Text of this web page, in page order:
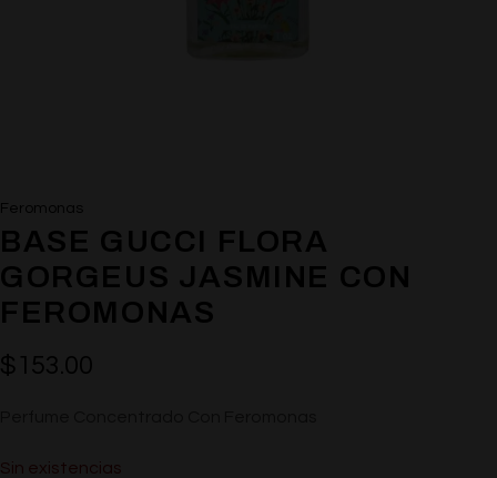
Feromonas
BASE GUCCI FLORA
GORGEUS JASMINE CON
FEROMONAS
$ 153.00
Sin existencias